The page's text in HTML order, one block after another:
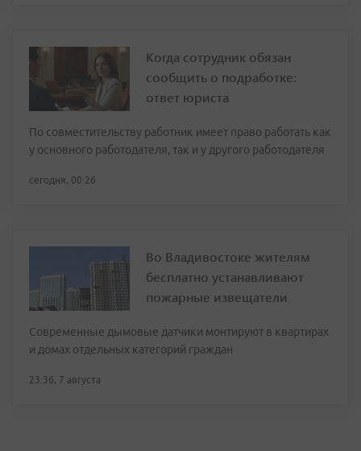
Когда сотрудник обязан
сообщить о подработке:
ответ юриста
По совместительству работник имеет право работать как
у основного работодателя, так и у другого работодателя
сегодня, 00:26
Во Владивостоке жителям
бесплатно устанавливают
пожарные извещатели
Современные дымовые датчики монтируют в квартирах
и домах отдельных категорий граждан
23:36, 7 августа